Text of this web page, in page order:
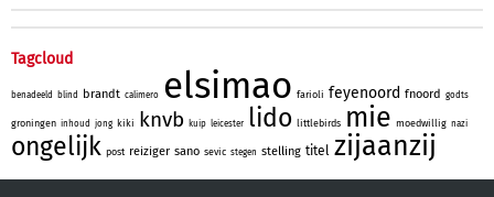
Tagcloud
benadeeld blind brandt calimero elsimao farioli feyenoord fnoord godts
groningen inhoud jong kiki knvb kuip leicester lido littlebirds mie moedwillig nazi
ongelijk post reiziger sano sevic stegen stelling titel zijaanzij